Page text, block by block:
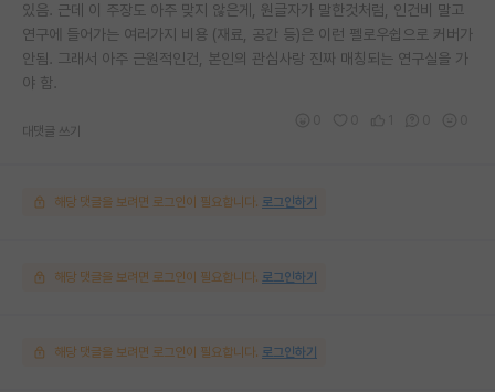
있음. 근데 이 주장도 아주 맞지 않은게, 원글자가 말한것처럼, 인건비 말고
연구에 들어가는 여러가지 비용 (재료, 공간 등)은 이런 펠로우쉽으로 커버가
안됨. 그래서 아주 근원적인건, 본인의 관심사랑 진짜 매칭되는 연구실을 가
야 함.
대댓글 쓰기
해당 댓글을 보려면 로그인이 필요합니다. 로그인하기
해당 댓글을 보려면 로그인이 필요합니다. 로그인하기
해당 댓글을 보려면 로그인이 필요합니다. 로그인하기